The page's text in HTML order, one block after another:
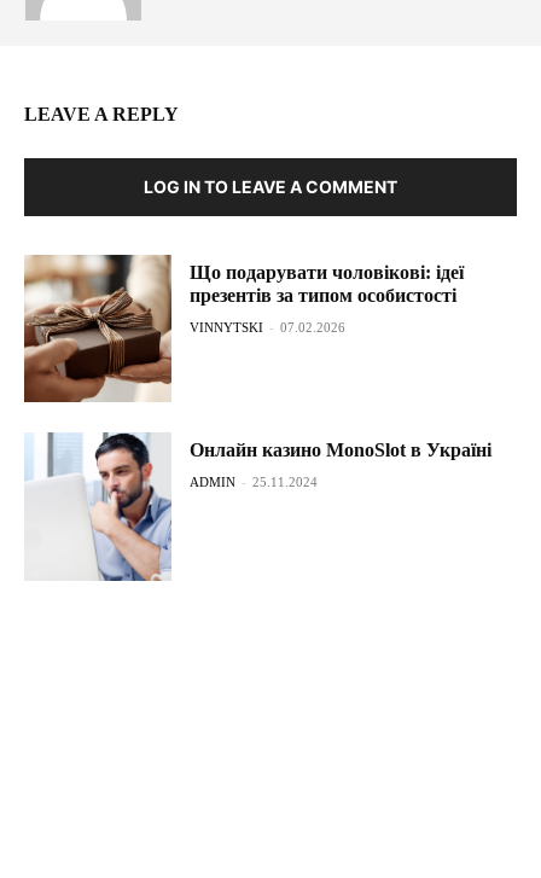
LEAVE A REPLY
LOG IN TO LEAVE A COMMENT
Що подарувати чоловікові: ідеї
презентів за типом особистості
VINNYTSKI - 07.02.2026
Онлайн казино MonoSlot в Україні
ADMIN - 25.11.2024